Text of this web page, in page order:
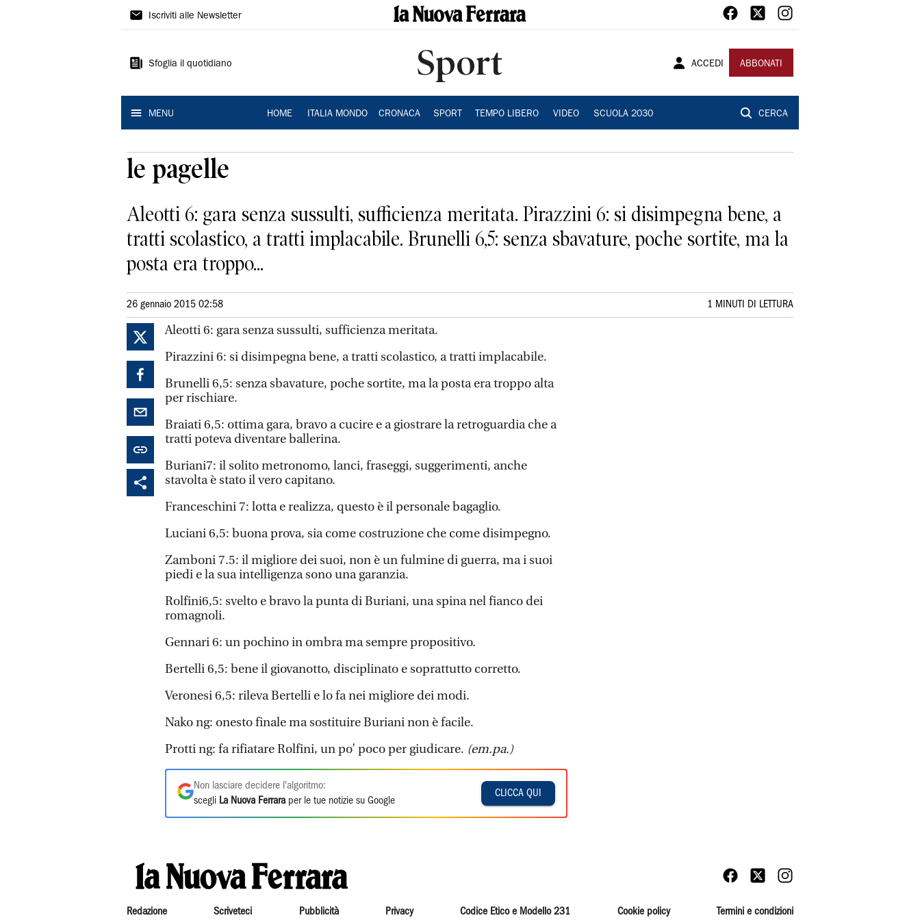
La
Ferrara
Iscriviti alle Newsletter
Sfoglia il quotidiano Sport ACCEDI ABBONATI
MENU HOME ITALIA MONDO CRONACA SPORT TEMPO LIBERO VIDEO SCUOLA 2030 CERCA
le pagelle
Aleotti 6: gara senza sussulti, sufficienza meritata. Pirazzini 6: si disimpegna bene, a
tratti scolastico, a tratti implacabile. Brunelli 6,5: senza sbavature, poche sortite, ma la
posta era troppo...
26 gennaio 2015 02:58 1 MINUTI DI LETTURA
Aleotti 6: gara senza sussulti, sufficienza meritata.
Pirazzini 6: si disimpegna bene, a tratti scolastico, a tratti implacabile.
Brunelli 6,5: senza sbavature, poche sortite, ma la posta era troppo alta
per rischiare.
Braiati 6,5: ottima gara, bravo a cucire e a giostrare la retroguardia che a
tratti poteva diventare ballerina.
Buriani7: il solito metronomo, lanci, fraseggi, suggerimenti, anche
stavolta è stato il vero capitano.
Franceschini 7: lotta e realizza, questo è il personale bagaglio.
Luciani 6,5: buona prova, sia come costruzione che come disimpegno.
Zamboni 7.5: il migliore dei suoi, non è un fulmine di guerra, ma i suoi
piedi e la sua intelligenza sono una garanzia.
Rolfini6,5: svelto e bravo la punta di Buriani, una spina nel fianco dei
romagnoli.
Gennari 6: un pochino in ombra ma sempre propositivo.
Bertelli 6,5: bene il giovanotto, disciplinato e soprattutto corretto.
Veronesi 6,5: rileva Bertelli e lo fa nei migliore dei modi.
Nako ng: onesto finale ma sostituire Buriani non è facile.
Protti ng: fa rifiatare Rolfini, un po’ poco per giudicare. (em.pa.)
Non lasciare decidere l'algoritmo:
scegli La Nuova Ferrara per le tue notizie su Google
CLICCA QUI
Redazione Scriveteci Pubblicità Privacy Codice Etico e Modello 231 Cookie policy Termini e condizioni